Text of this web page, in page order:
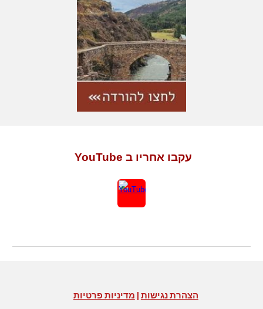
עקבו אחריו ב YouTube
הצהרת נגישות | מדיניות פרטיות